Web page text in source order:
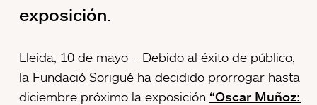
exposición.
Lleida, 10 de mayo – Debido al éxito de público,
la Fundació Sorigué ha decidido prorrogar hasta
diciembre próximo la exposición “Oscar Muñoz: